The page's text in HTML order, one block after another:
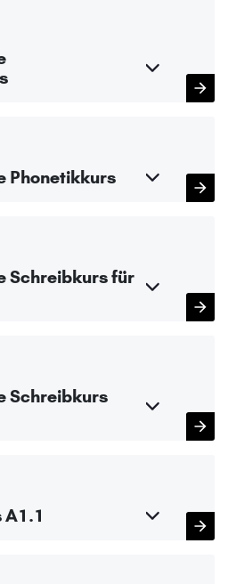
Phonetikkurs
Schreibkurs für
Schreibkurs